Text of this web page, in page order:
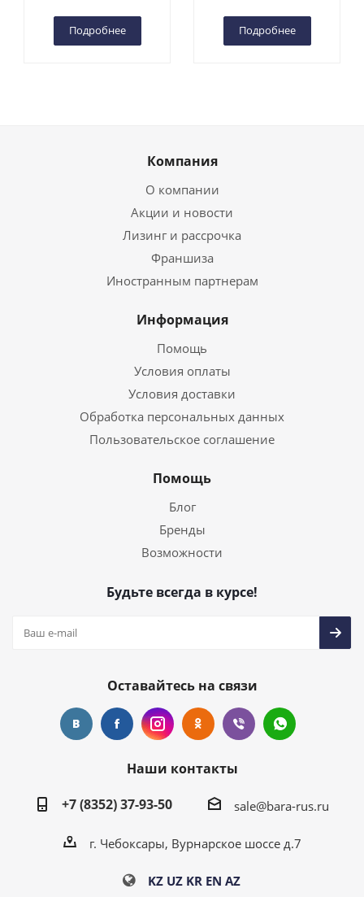
Подробнее Подробнее
Компания
О компании
Акции и новости
Лизинг и рассрочка
Франшиза
Иностранным партнерам
Информация
Помощь
Условия оплаты
Условия доставки
Обработка персональных данных
Пользовательское соглашение
Помощь
Блог
Бренды
Возможности
Будьте всегда в курсе!
Оставайтесь на связи
Наши контакты
+7 (8352) 37-93-50
sale@bara-rus.ru
г. Чебоксары, Вурнарское шоссе д.7
KZ UZ KR EN AZ